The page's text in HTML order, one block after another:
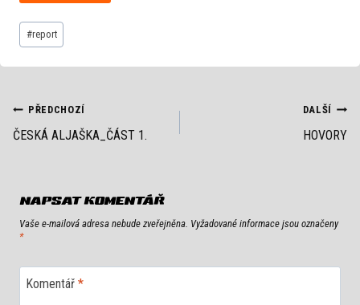
Štítky
příspěvků:
#report
NAVIGACE
PRO
PŘEDCHOZÍ
ČESKÁ ALJAŠKA_ČÁST 1.
DALŠÍ
HOVORY
NAPSAT KOMENTÁŘ
Vaše e-mailová adresa nebude zveřejněna. Vyžadované informace jsou označeny
*
Komentář *